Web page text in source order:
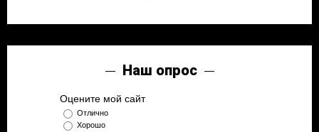
Наш опрос
Оцените мой сайт
Отлично
Хорошо